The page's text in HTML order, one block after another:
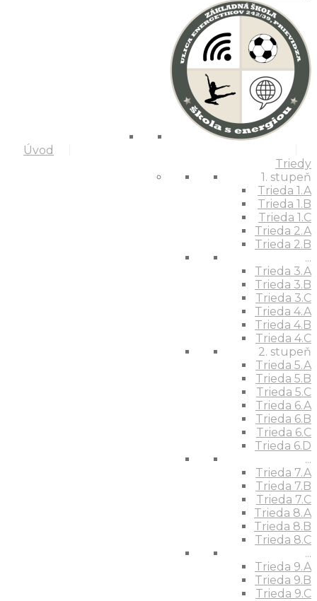
Úvod
Triedy
1. stupeň
Trieda 1.A
Trieda 1.B
Trieda 1.C
Trieda 2.A
Trieda 2.B
...
Trieda 3.A
Trieda 3.B
Trieda 3.C
Trieda 4.A
Trieda 4.B
Trieda 4.C
2. stupeň
Trieda 5.A
Trieda 5.B
Trieda 5.C
Trieda 6.A
Trieda 6.B
Trieda 6.C
Trieda 6.D
...
Trieda 7.A
Trieda 7.B
Trieda 7.C
Trieda 8.A
Trieda 8.B
Trieda 8.C
...
Trieda 9.A
Trieda 9.B
Trieda 9.C